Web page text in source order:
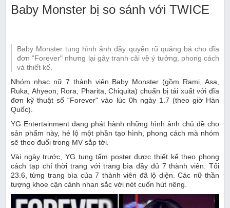
Baby Monster bị so sánh với TWICE
Baby Monster tung hình ảnh đầy quyến rũ quảng bá cho đĩa
đơn “Forever" nhưng lại gây tranh cãi về ý tưởng, phong cách
và thiết kế.
Nhóm nhạc nữ 7 thành viên Baby Monster (gồm Rami, Asa,
Ruka, Ahyeon, Rora, Pharita, Chiquita) chuẩn bị tái xuất với đĩa
đơn kỹ thuật số “Forever" vào lúc 0h ngày 1.7 (theo giờ Hàn
Quốc).
YG Entertainment đang phát hành những hình ảnh chủ đề cho
sản phẩm này, hé lộ một phần tạo hình, phong cách mà nhóm
sẽ theo đuổi trong MV sắp tới.
Vài ngày trước, YG tung tấm poster được thiết kế theo phong
cách tạp chí thời trang với trang bìa đầy đủ 7 thành viên. Tối
23.6, từng trang bìa của 7 thành viên đã lộ diện. Các nữ thần
tượng khoe cận cảnh nhan sắc với nét cuốn hút riêng.